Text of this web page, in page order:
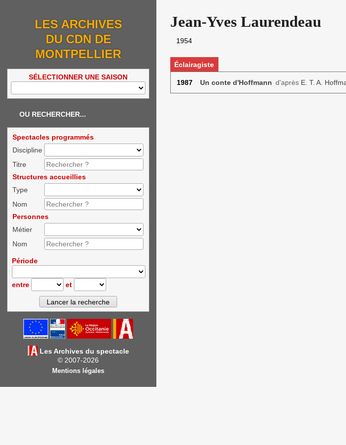
LES ARCHIVES
DU CDN DE
MONTPELLIER
SÉLECTIONNER UNE SAISON
OU RECHERCHER...
Spectacles programmés
Discipline
Titre
Structures accueillies
Type
Nom
Personnes
Métier
Nom
Période
entre et
Les Archives du spectacle
© 2007-2026
Mentions légales
Jean-Yves Laurendeau
1954
Éclairagiste
1987 Un conte d'Hoffmann d'après E. T. A.